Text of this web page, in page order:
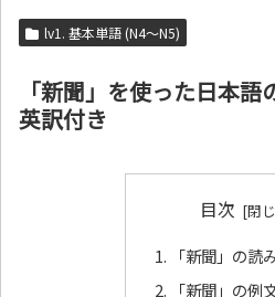
lv1. 基本単語 (N4～N5)
「新聞」を使った日本
英訳付き
目次
「新聞」の読
「新聞」の例